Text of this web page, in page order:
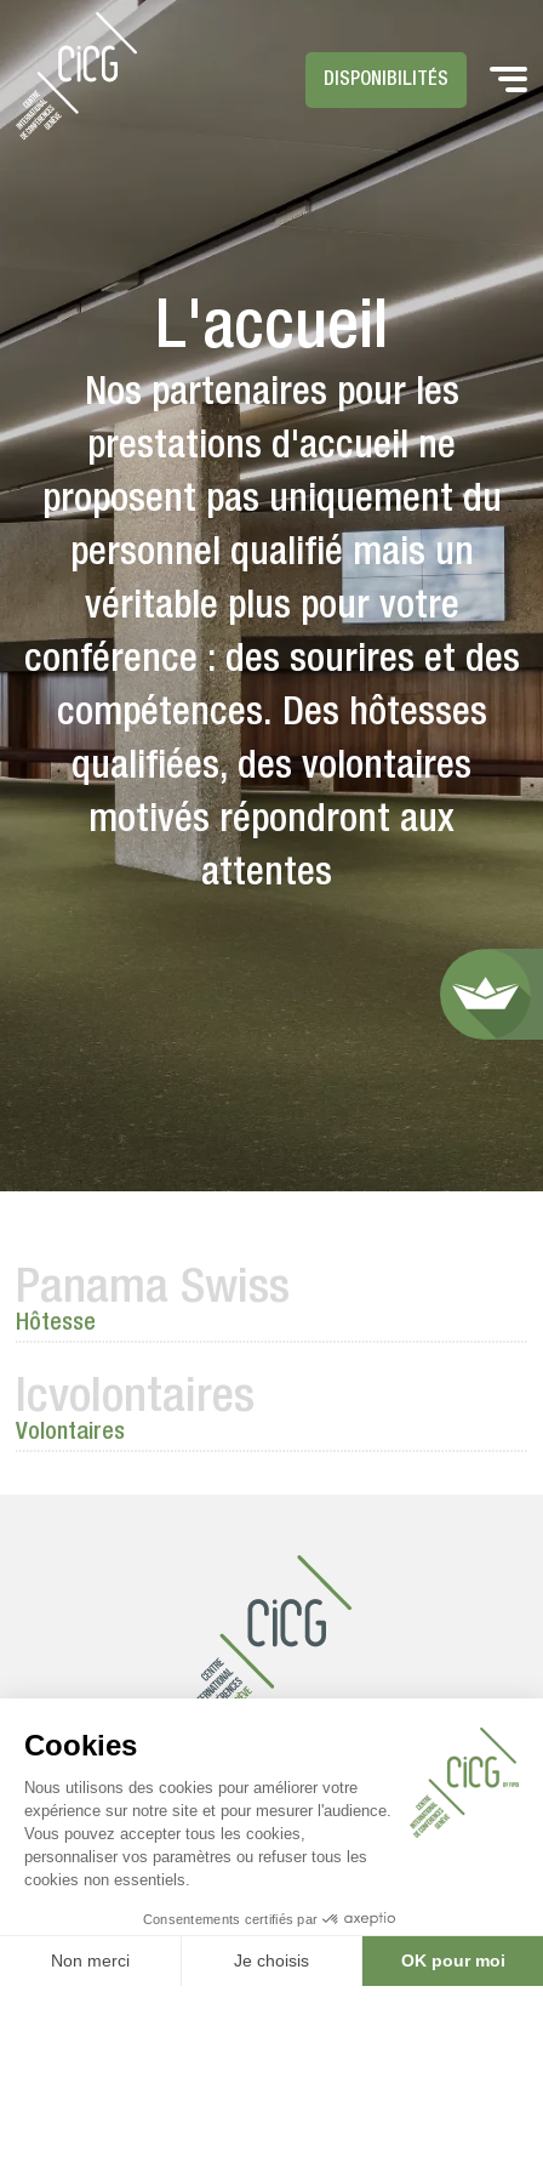
DISPONIBILITÉS
L'accueil
Nos partenaires pour les
prestations d'accueil ne
proposent pas uniquement du
personnel qualifié mais un
véritable plus pour votre
conférence : des sourires et des
compétences. Des hôtesses
qualifiées, des volontaires
motivés répondront aux
attentes
Panama Swiss
Hôtesse
Icvolontaires
Volontaires
CENTRE INTERNATIONAL DE CONFÉRENCES DE GENÈVE
17 rue de Varembé
Voir sur la carte